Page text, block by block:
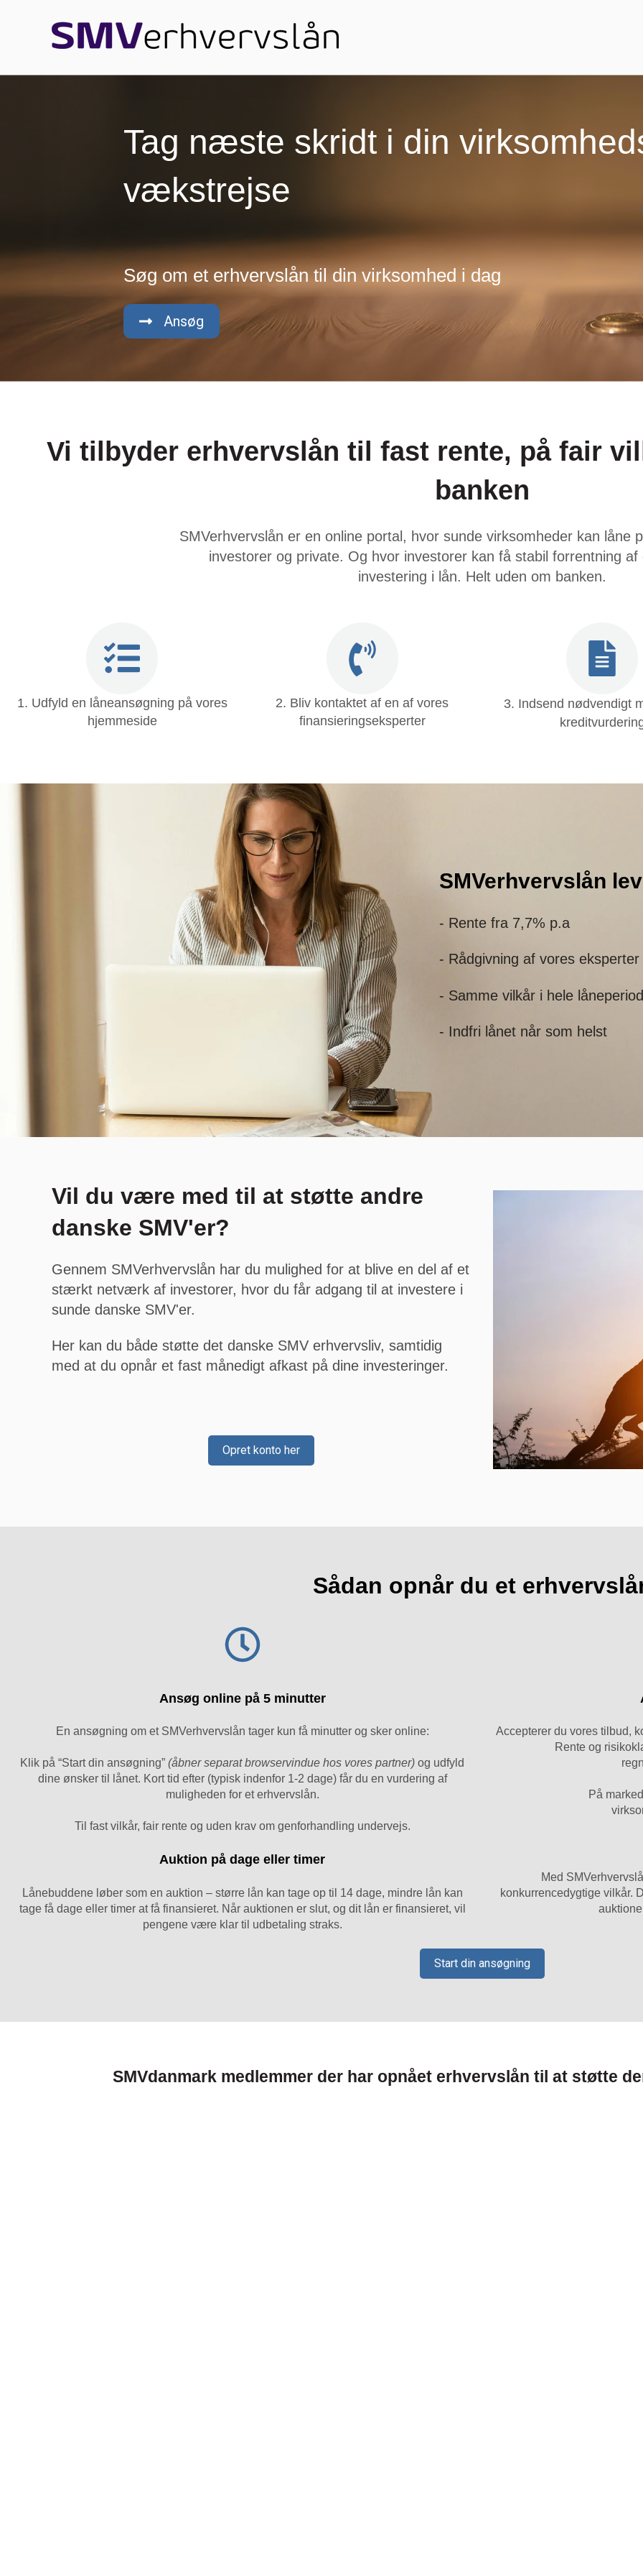
Tag næste skridt i din
vækstrejse
Søg om et erhvervslån til din virksomhed i dag
Ansøg
Vi tilbyder erhvervslån til fast rente, på fair
banken
SMVerhvervslån er en online portal, hvor sunde virksomheder kan låne
investorer og private. Og hvor investorer kan få stabil forrentning af
investering i lån. Helt uden om banken.
1. Udfyld en låneansøgning på vores
hjemmeside
2. Bliv kontaktet af en af vores
finansieringseksperter
3. Indsend nødvendigt
SMVerhvervslån
- Rente fra 7,7% p.a
- Rådgivning af vores eksperter
- Samme vilkår i hele
- Indfri lånet når som helst
Vil du være med til at støtte andre
danske SMV'er?
Gennem SMVerhvervslån har du mulighed for at blive en del af et
stærkt netværk af investorer, hvor du får adgang til at investere i
sunde danske SMV'er.
Her kan du både støtte det danske SMV erhvervsliv, samtidig
med at du opnår et fast månedigt afkast på dine investeringer.
Opret konto her
Sådan opnår du et
Ansøg online på 5 minutter
En ansøgning om et SMVerhvervslån tager kun få minutter og sker online:
Klik på “Start din ansøgning”(åbner separat browservindue hos vores partner)og udfyld
dine ønsker til lånet. Kort tid efter (typisk indenfor 1-2 dage) får du en vurdering af
muligheden for et erhvervslån.
Til fast vilkår, fair rente og uden krav om genforhandling undervejs.
Auktion på dage eller timer
Lånebuddene løber som en auktion – større lån kan tage op til 14 dage, mindre lån kan
tage få dage eller timer at få finansieret. Når auktionen er slut, og dit lån er finansieret, vil
pengene være klar til udbetaling straks.
Accepterer du vores tilbud,
Rente og
På
Med
konkurrencedygtige vilkår.
Start din ansøgning
SMVdanmark medlemmer der har opnået erhvervslån til at støtte